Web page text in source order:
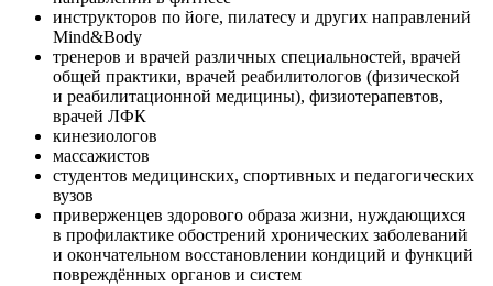
инструкторов по йоге, пилатесу и других направлений
Mind&Body
тренеров и врачей различных специальностей, врачей
общей практики, врачей реабилитологов (физической
и реабилитационной медицин­ы), физиотерапевтов,
врачей ЛФК
кинезио­логов
массажистов
студентов медицин­ских, спортивных и педагогических
вузов
приверженцев здорового образа жизни, нуждающихся
в профилак­тике обострений хронических заболева­ний
и окончательном восстанов­лении кондиций и функций
повреждённых органов и систем